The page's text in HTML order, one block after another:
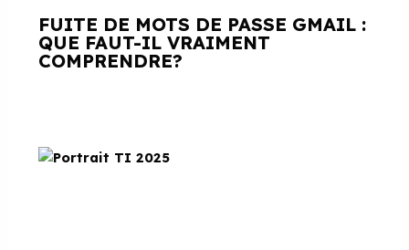
FUITE DE MOTS DE PASSE GMAIL :
QUE FAUT-IL VRAIMENT
COMPRENDRE?